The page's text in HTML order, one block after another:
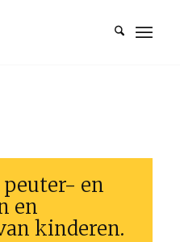
en
en
kinderen.